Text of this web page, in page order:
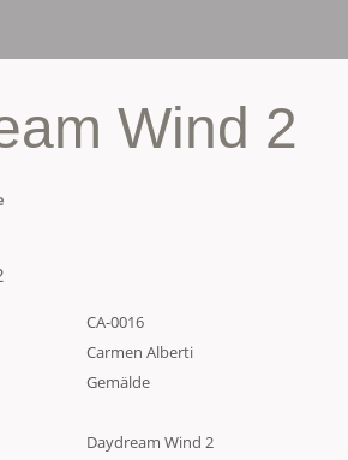
Wind 2
CA-0016
Carmen Alberti
Gemälde
Daydream Wind 2